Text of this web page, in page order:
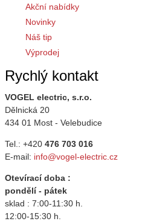
Akční nabídky
Novinky
Náš tip
Výprodej
Rychlý kontakt
VOGEL electric, s.r.o.
Dělnická 20
434 01 Most - Velebudice
Tel.: +420 476 703 016
E-mail: info@vogel-electric.cz
Otevírací doba :
pondělí - pátek
sklad : 7:00-11:30 h.
12:00-15:30 h.